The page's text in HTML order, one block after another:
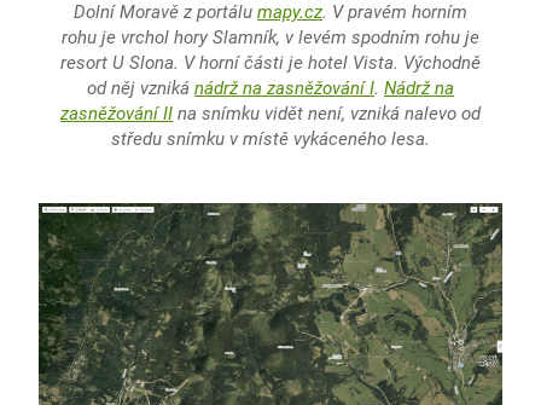
Dolní Moravě z portálu mapy.cz. V pravém horním
rohu je vrchol hory Slamník, v levém spodním rohu je
resort U Slona. V horní části je hotel Vista. Východně
od něj vzniká nádrž na zasněžování I. Nádrž na
zasněžování IIna snímku vidět není, vzniká nalevo od
středu snímku v místě vykáceného lesa.